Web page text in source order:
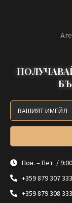
Пон. – Пет. /
+359 879 307 333
+359 879 308 333